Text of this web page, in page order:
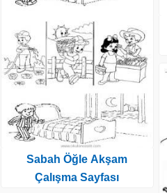
Sabah Öğle Akşam
Çalışma Sayfası